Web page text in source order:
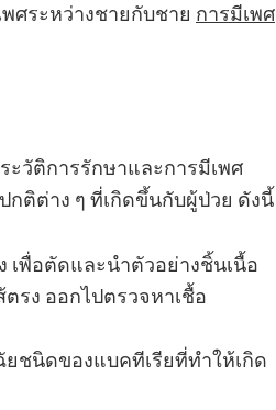
ศระหว่างชายกับชาย การมีเพศ
วัติการรักษาและการมีเพศ
ติต่าง ๆ ที่เกิดขึ้นกับผู้ป่วย ดังนี้
เพื่อตัดและนำตัวอย่างชิ้นเนื้อ
รง ออกไปตรวจหาเชื้อ
ยชนิดของแบคทีเรียที่ทำให้เกิด